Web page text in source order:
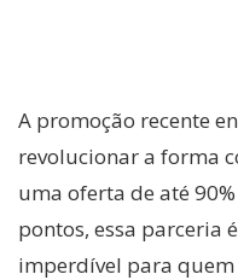
A promoção recente
revolucionar a forma
uma oferta de até
pontos, essa parceria
imperdível para